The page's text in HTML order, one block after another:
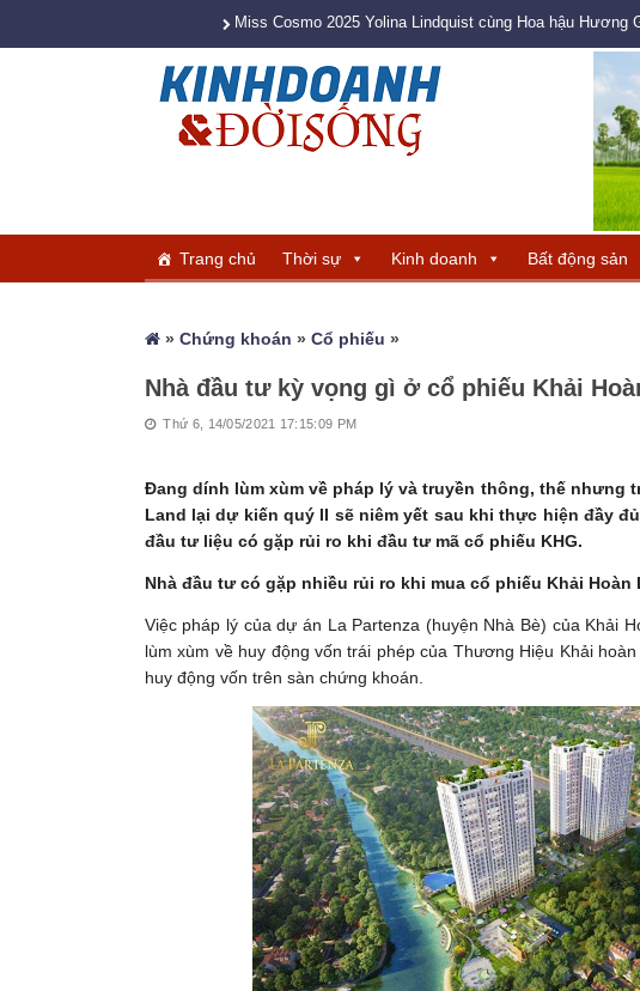
Miss Cosmo 2025 Yolina Lindquist cùng Hoa hậu Hương
Trang chủ Thời sự Kinh doanh Bất động sản
» Chứng khoán » Cổ phiếu »
Nhà đầu tư kỳ vọng gì ở cổ phiếu Khải
Thứ 6, 14/05/2021 17:15:09 PM
Đang dính lùm xùm về pháp lý và truyền thông, thế nhưng
Land lại dự kiến quý II sẽ niêm yết sau khi thực hiện đầy
đầu tư liệu có gặp rủi ro khi đầu tư mã cổ phiếu KHG.
Nhà đầu tư có gặp nhiều rủi ro khi mua cổ phiếu Khải Hoàn
Việc pháp lý của dự án La Partenza (huyện Nhà Bè) của Khải
lùm xùm về huy động vốn trái phép của Thương Hiệu Khải
huy động vốn trên sàn chứng khoán.